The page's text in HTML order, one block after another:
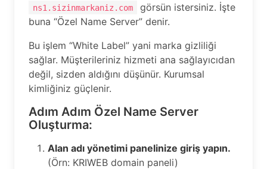
ns1.sizinmarkaniz.com
görsün istersiniz. İşte
buna “Özel Name Server” denir.
Bu işlem “White Label” yani marka gizliliği
sağlar. Müşterileriniz hizmeti ana sağlayıcıdan
değil, sizden aldığını düşünür. Kurumsal
kimliğiniz güçlenir.
Adım Adım Özel Name Server
Oluşturma:
Alan adı yönetimi panelinize giriş yapın.
(Örn: KRIWEB domain paneli)